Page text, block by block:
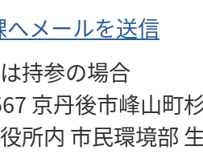
メールを送信
持参の場合
京丹後市峰山町
所内 市民環境部